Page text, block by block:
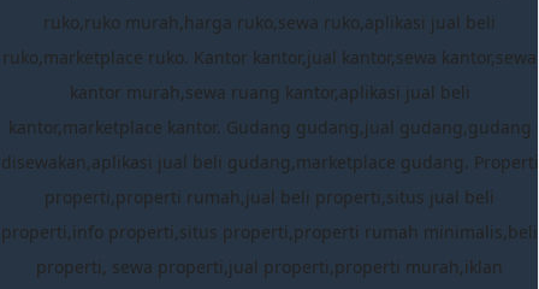
ruko,ruko murah,harga ruko,sewa ruko,aplikasi jual beli
ruko,marketplace ruko. Kantor kantor,jual kantor,sewa kantor,sewa
kantor murah,sewa ruang kantor,aplikasi jual beli
kantor,marketplace kantor. Gudang gudang,jual gudang,gudang
disewakan,aplikasi jual beli gudang,marketplace gudang. Properti
properti,properti rumah,jual beli properti,situs jual beli
properti,info properti,situs properti,properti rumah minimalis,beli
properti, sewa properti,jual properti,properti murah,iklan